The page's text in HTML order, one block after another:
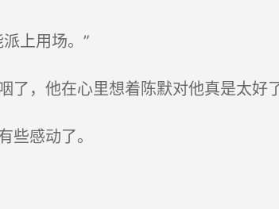
上用场。”
，他在心里想着陈默对他真是太好
感动了。